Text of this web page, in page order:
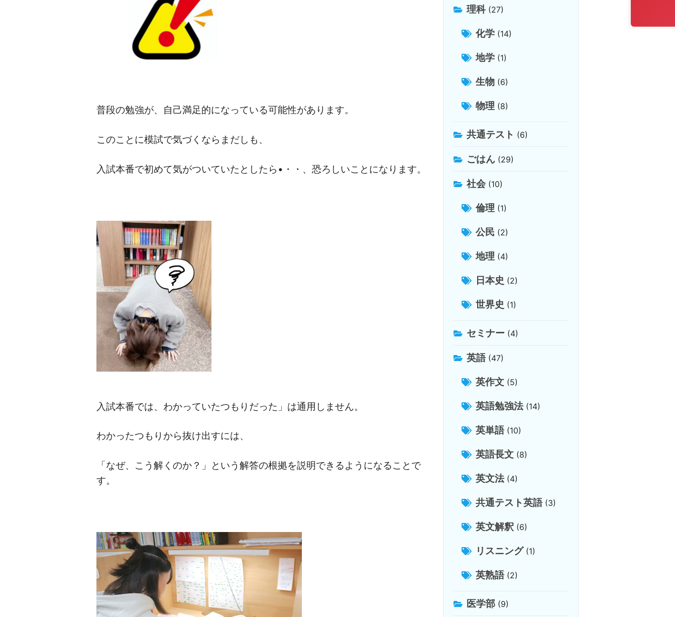
普段の勉強が、自己満足的になっている可能性があります。
このことに模試で気づくならまだしも、
入試本番で初めて気がついていたとしたら•・・、恐ろしいことになります。
入試本番では、わかっていたつもりだった」は通用しません。
わかったつもりから抜け出すには、
「なぜ、こう解くのか？」という解答の根拠を説明できるようになることで
す。
理科(27)
化学(14)
地学(1)
生物(6)
物理 (8)
共通テスト (6)
ごはん(29)
社会(10)
倫理 (1)
公民 (2)
地理 (4)
日本史 (2)
世界史 (1)
セミナー (4)
英語(47)
英作文(5)
英語勉強法(14)
英単語(10)
英語長文(8)
英文法(4)
共通テスト英語(3)
英文解釈(6)
リスニング(1)
英熟語(2)
医学部(9)